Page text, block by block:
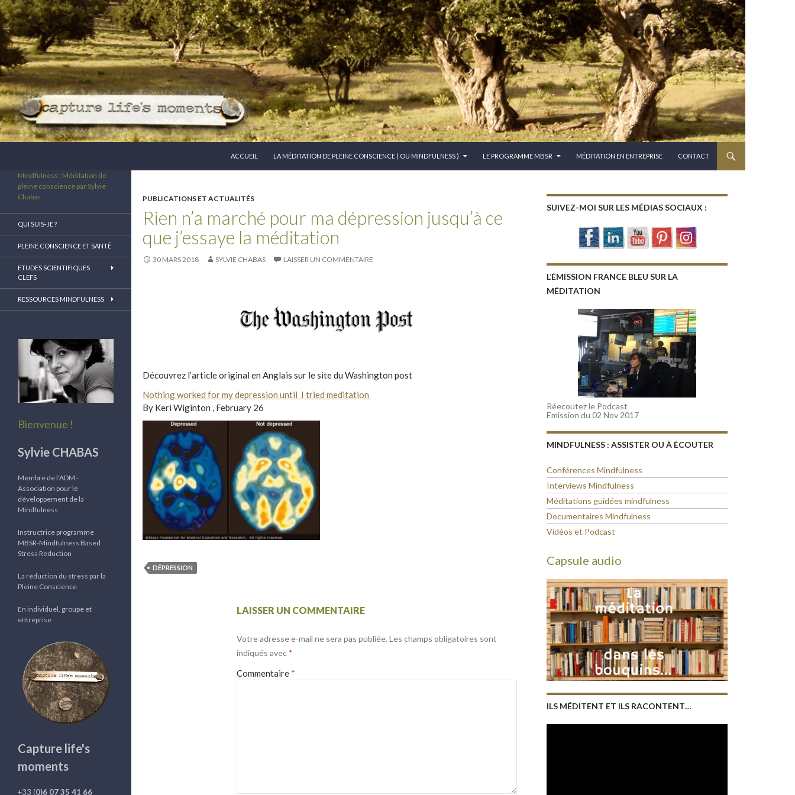
ACCUEIL
LA MÉDITATION DE PLEINE CONSCIENCE ( OU MINDFULNESS ) LE PROGRAMME MBSR MÉDITATION EN ENTREPRISE CONTACT
PUBLICATIONS ET ACTUALITÉS
Rien n’a marché pour ma dépression jusqu’à ce
que j’essaye la méditation
30 MARS 2018 SYLVIE CHABAS LAISSER UN COMMENTAIRE
Découvrez l’article original en Anglais sur le site du Washington post
Nothing worked for my depression until I tried meditation
By Keri Wiginton , February 26
DÉPRESSION
LAISSER UN COMMENTAIRE
Votre adresse e-mail ne sera pas publiée. Les champs obligatoires sont
indiqués avec *
Commentaire *
SUIVEZ-MOI SUR LES MÉDIAS SOCIAUX :
L’ÉMISSION FRANCE BLEU SUR LA
MÉDITATION
Réecoutez le Podcast
Emission du 02 Nov 2017
MINDFULNESS : ASSISTER OU À ÉCOUTER
Conférences Mindfulness
Interviews Mindfulness
Méditations guidées mindfulness
Documentaires Mindfulness
Vidéos et Podcast
Capsule audio
ILS MÉDITENT ET ILS RACONTENT…
Mindfulness : Méditation de
pleine conscience par Sylvie
Chabas
QUI SUIS-JE ?
PLEINE CONSCIENCE ET SANTÉ
ETUDES SCIENTIFIQUES
CLEFS
RESSOURCES MINDFULNESS
Bienvenue !
Sylvie CHABAS
Membre de l'ADM -
Association pour le
développement de la
Mindfulness
Instructrice programme
MBSR-Mindfulness Based
Stress Reduction
La réduction du stress par la
Pleine Conscience
En individuel, groupe et
entreprise
Capture life's
moments
+33 (0)6 07 35 41 66